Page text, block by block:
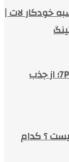
خودکار لات |
خدمات شبکه‌های اجتماعی 7Panel؛ از جذب
؟ کدام